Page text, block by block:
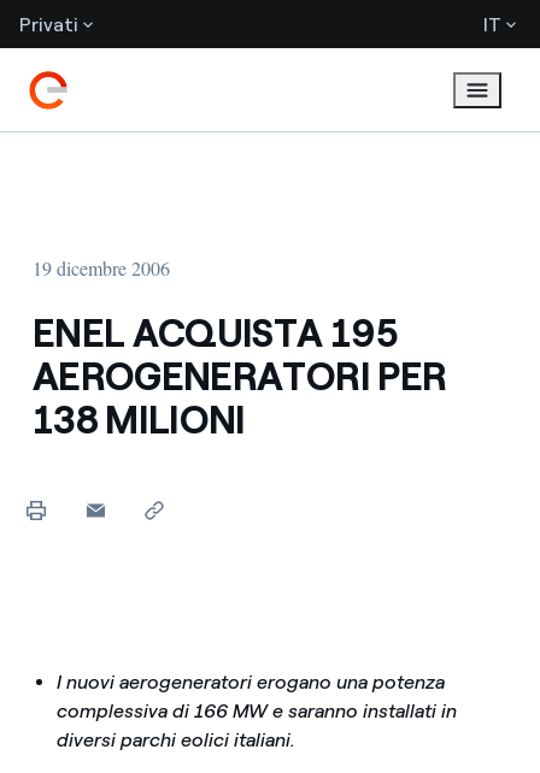
Privati IT
19 dicembre 2006
ENEL ACQUISTA 195
AEROGENERATORI PER
138 MILIONI
I nuovi aerogeneratori erogano una potenza
complessiva di 166 MW e saranno installati in
diversi parchi eolici italiani.